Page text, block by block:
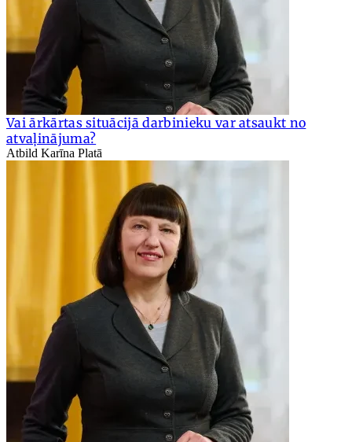
Vai ārkārtas situācijā darbinieku var atsaukt no
atvaļinājuma?
Atbild Karīna Platā